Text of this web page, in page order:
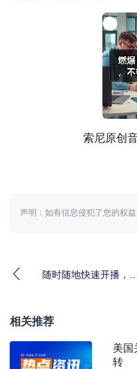
索尼原创
声明：如有信息侵犯了您的权
随时随地快速开播，高
相关推荐
美国
转